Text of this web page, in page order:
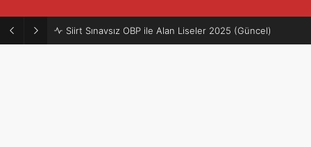
Siirt Sınavsız OBP ile Alan Liseler 2025 (Güncel)